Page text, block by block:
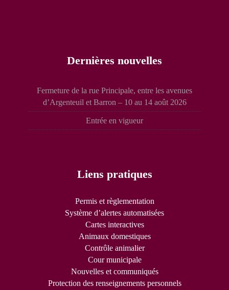
Dernières nouvelles
Fermeture de la rue Principale, entre les avenues
d’Argenteuil et Barron – 10 au 14 août 2026
Entrée en vigueur
Liens pratiques
Permis et règlementation
Système d’alertes automatisées
Cartes interactives
Animaux domestiques
Contrôle animalier
Cour municipale
Nouvelles et communiqués
Protection des renseignements personnels